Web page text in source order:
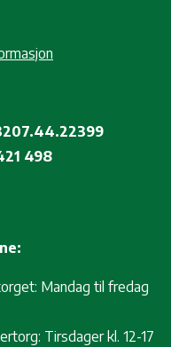
498
Mandag til fredag
Tirsdager kl. 12-17